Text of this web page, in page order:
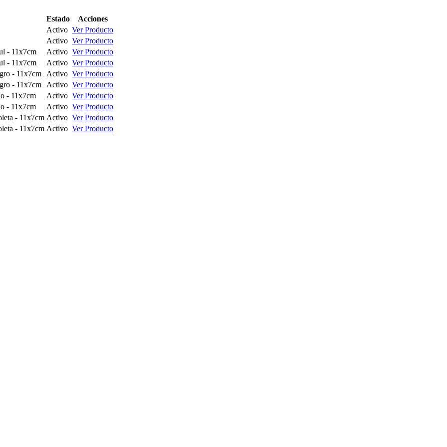
Estado
Acciones
Activo Ver Producto
Activo Ver Producto
- 11x7cm
Activo Ver Producto
- 11x7cm
Activo Ver Producto
- 11x7cm
Activo Ver Producto
- 11x7cm
Activo Ver Producto
- 11x7cm
Activo Ver Producto
- 11x7cm
Activo Ver Producto
- 11x7cm Activo Ver Producto
- 11x7cm Activo Ver Producto